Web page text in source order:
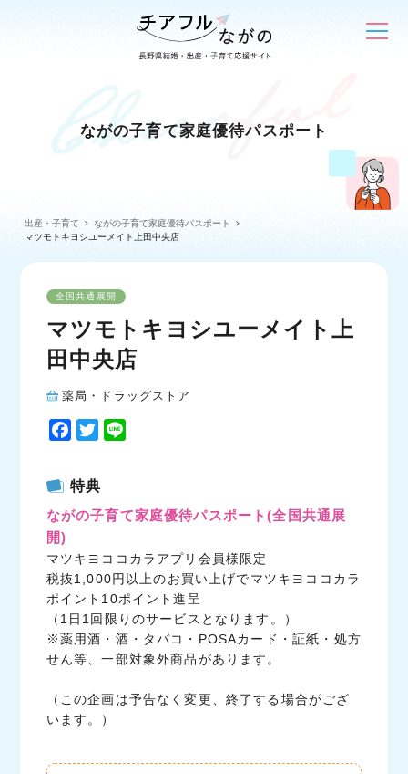
ながの子育て家庭優待パスポート
出産・子育て
ながの子育て家庭優待パスポート
マツモトキヨシユーメイト上田中央店
全国共通展開
マツモトキヨシユーメイト上
田中央店
薬局・ドラッグストア
F
e
b
o
k
T
t
t
r
特典
ながの子育て家庭優待パスポート(全国共通展
開)
マツキヨココカラアプリ会員様限定
税抜1,000円以上のお買い上げでマツキヨココカラ
ポイント10ポイント進呈
（1日1回限りのサービスとなります。）
※薬用酒・酒・タバコ・POSAカード・証紙・処方
せん等、一部対象外商品があります。
（この企画は予告なく変更、終了する場合がござ
います。）